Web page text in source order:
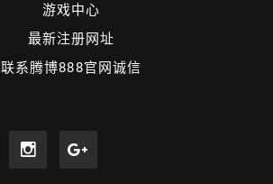
游戏中心
最新注册网址
联系腾博888官网诚信